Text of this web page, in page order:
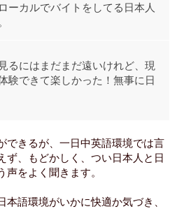
ーカルでバイトをしてる日本人
るにはまだまだ遠いけれど、現
験できて楽しかった！無事に日
できるが、一日中英語環境では言
ず、もどかしく、つい日本人と日
をよく聞きます。
語環境がいかに快適か気づき、